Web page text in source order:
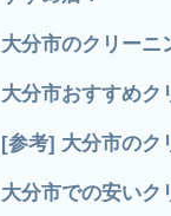
大分市のクリーニ
大分市おすすめク
[参考] 大分市のク
大分市での安いク